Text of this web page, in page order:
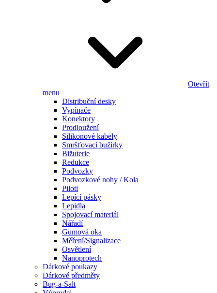
Otevřít
menu
Distribuční desky
Vypínače
Konektory
Prodloužení
Silikonové kabely
Smršťovací bužírky
Bižuterie
Redukce
Podvozky
Podvozkové nohy / Kola
Piloti
Lepící pásky
Lepidla
Spojovací materiál
Nářadí
Gumová oka
Měření/Signalizace
Osvětlení
Nanoprotech
Dárkové poukazy
Dárkové předměty
Bug-a-Salt